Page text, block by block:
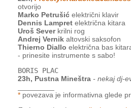
otvorijo
Marko Petrušić električni klavir
Dennis Lampret električna kitara
Uroš Severkrilni rog
Andrej Vernik altovski saksofon
Thierno Diallo električna bas
- prinesite instrumente s sabo!
BORIS PLAC
23h, Pustna Mineštra - nekaj dj-
* povezava je informativna glede